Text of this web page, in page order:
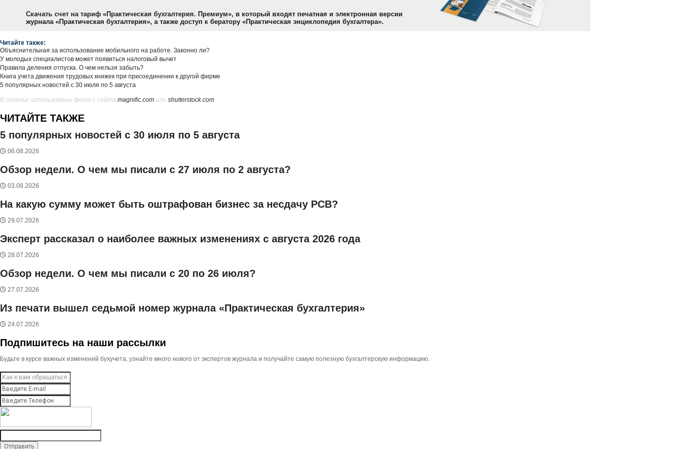
Скачать счет на тариф «Практическая бухгалтерия. Премиум», в который входят печатная и электронная версии
журнала «Практическая бухгалтерия», а также доступ к бератору «Практическая энциклопедия бухгалтера».
Читайте также:
Объяснительная за использование мобильного на работе. Законно ли?
У молодых специалистов может появиться налоговый вычет
Правила деления отпуска. О чем нельзя забыть?
Книга учета движения трудовых книжек при присоединении к другой фирме
5 популярных новостей с 30 июля по 5 августа
В статье использованы фото с сайта magnific.com или shutterstock.com
ЧИТАЙТЕ ТАКЖЕ
5 популярных новостей с 30 июля по 5 августа
06.08.2026
Обзор недели. О чем мы писали с 27 июля по 2 августа?
03.08.2026
На какую сумму может быть оштрафован бизнес за несдачу РСВ?
29.07.2026
Эксперт рассказал о наиболее важных изменениях с августа 2026 года
28.07.2026
Обзор недели. О чем мы писали с 20 по 26 июля?
27.07.2026
Из печати вышел седьмой номер журнала «Практическая бухгалтерия»
24.07.2026
Подпишитесь на наши рассылки
Будьте в курсе важных изменений бухучета, узнайте много нового от экспертов журнала и получайте самую полезную бухгалтерскую информацию.